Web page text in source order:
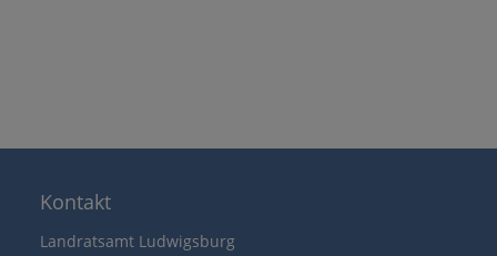
Kontakt
Landratsamt Ludwigsburg